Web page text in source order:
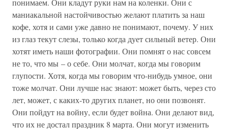
понимаем. Они кладут руки нам на коленки. Они с
маниакальной настойчивостью желают платить за наш
кофе, хотя и сами уже давно не понимают, почему. У них
из глаз текут слезы, только когда дует сильный ветер. Они
хотят иметь наши фотографии. Они помнят о нас совсем
не то, что мы – о себе. Они молчат, когда мы говорим
глупости. Хотя, когда мы говорим что-нибудь умное, они
тоже молчат. Они лучше нас знают: может быть, через сто
лет, может, с каких-то других планет, но они позвонят.
Они пойдут на войну, если будет война. Они делают вид,
что их не достал праздник 8 марта. Они могут изменить